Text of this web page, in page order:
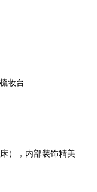
妆台
），内部装饰精美